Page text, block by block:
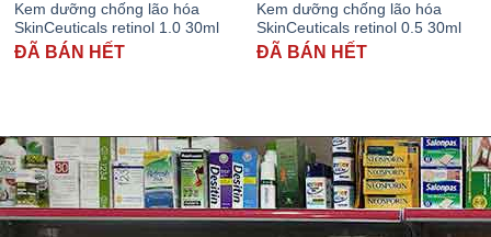
Kem dưỡng chống lão hóa
SkinCeuticals retinol 1.0 30ml
ĐÃ BÁN HẾT
Kem dưỡng chống lão hóa
SkinCeuticals retinol 0.5 30ml
ĐÃ BÁN HẾT